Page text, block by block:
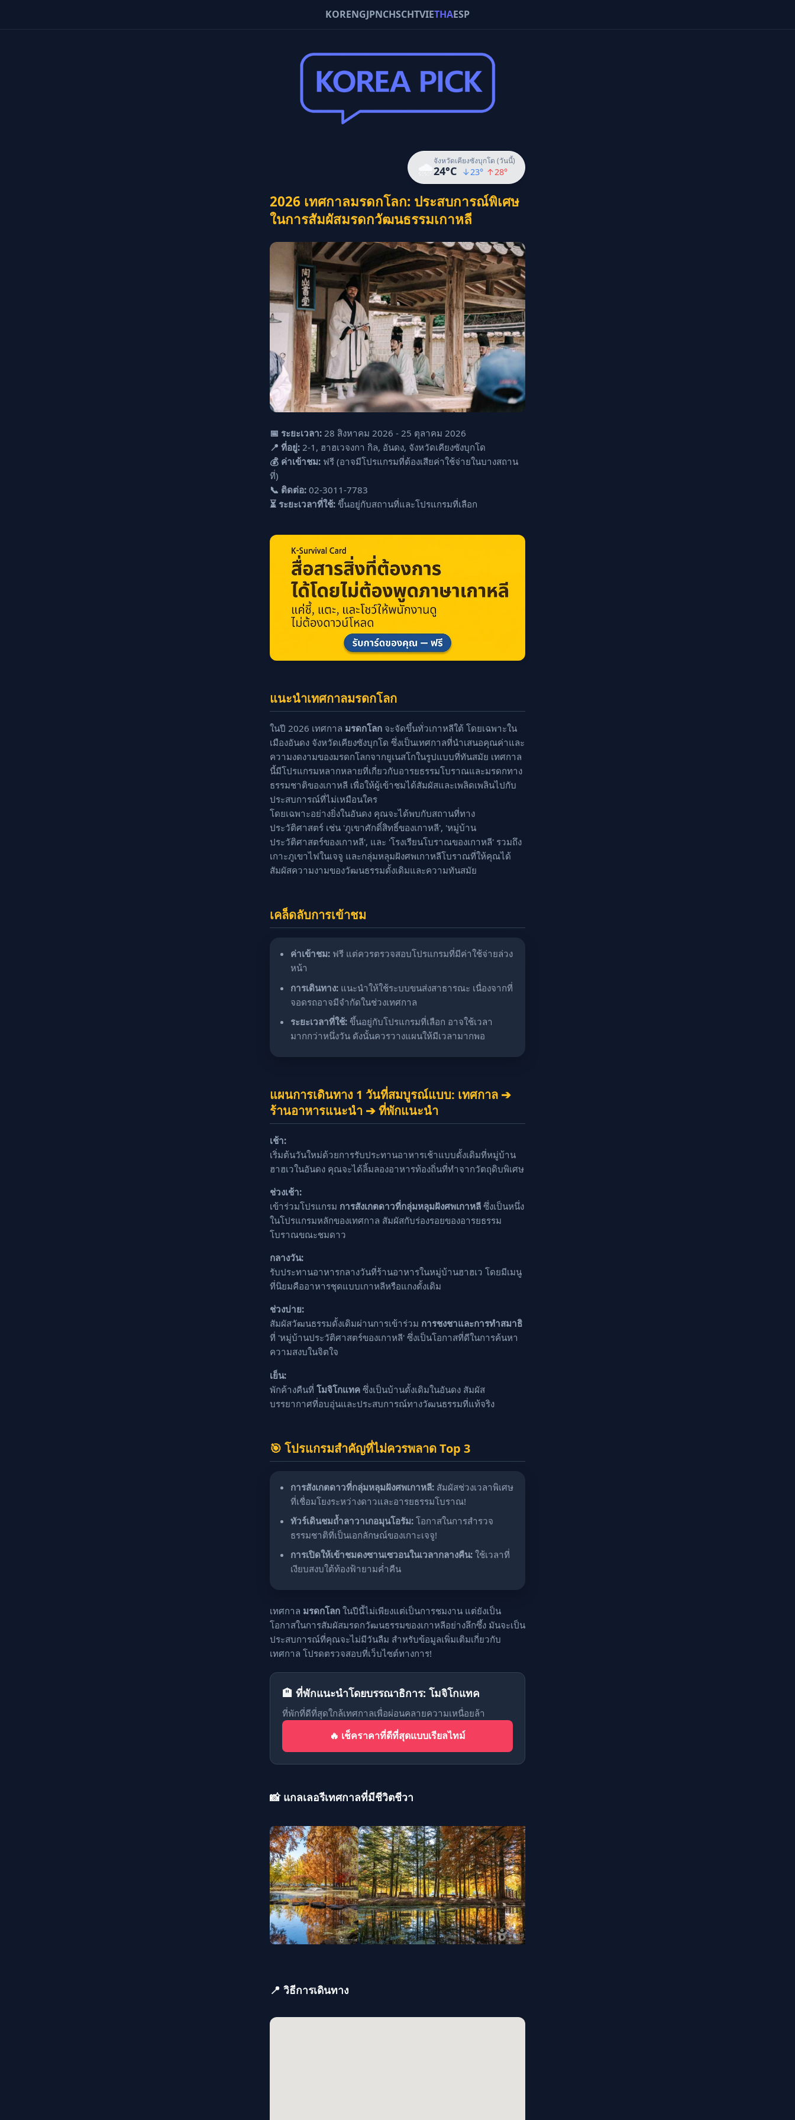
KORENGJPNCHSCHTVIETHAESP
จังหวัดเคียงซังบุกโด (วันนี้)
24°C ↓23° ↑28°
2026 เทศกาลมรดกโลก: ประสบการณ์พิเศษ
ในการสัมผัสมรดกวัฒนธรรมเกาหลี
📅 ระยะเวลา: 28 สิงหาคม 2026 - 25 ตุลาคม 2026
📍 ที่อยู่: 2-1, ฮาฮเวจงกา กิล, อันดง, จังหวัดเคียงซังบุกโด
💰 ค่าเข้าชม: ฟรี (อาจมีโปรแกรมที่ต้องเสียค่าใช้จ่ายในบางสถาน
ที่)
📞 ติดต่อ: 02-3011-7783
⏳ ระยะเวลาที่ใช้: ขึ้นอยู่กับสถานที่และโปรแกรมที่เลือก
แนะนำเทศกาลมรดกโลก
ในปี 2026 เทศกาล มรดกโลก จะจัดขึ้นทั่วเกาหลีใต้ โดยเฉพาะใน
เมืองอันดง จังหวัดเคียงซังบุกโด ซึ่งเป็นเทศกาลที่นำเสนอคุณค่าและ
ความงดงามของมรดกโลกจากยูเนสโกในรูปแบบที่ทันสมัย เทศกาล
นี้มีโปรแกรมหลากหลายที่เกี่ยวกับอารยธรรมโบราณและมรดกทาง
ธรรมชาติของเกาหลี เพื่อให้ผู้เข้าชมได้สัมผัสและเพลิดเพลินไปกับ
ประสบการณ์ที่ไม่เหมือนใคร
โดยเฉพาะอย่างยิ่งในอันดง คุณจะได้พบกับสถานที่ทาง
ประวัติศาสตร์ เช่น 'ภูเขาศักดิ์สิทธิ์ของเกาหลี', 'หมู่บ้าน
ประวัติศาสตร์ของเกาหลี', และ 'โรงเรียนโบราณของเกาหลี' รวมถึง
เกาะภูเขาไฟในเจจู และกลุ่มหลุมฝังศพเกาหลีโบราณที่ให้คุณได้
สัมผัสความงามของวัฒนธรรมดั้งเดิมและความทันสมัย
เคล็ดลับการเข้าชม
ค่าเข้าชม: ฟรี แต่ควรตรวจสอบโปรแกรมที่มีค่าใช้จ่ายล่วง
หน้า
การเดินทาง: แนะนำให้ใช้ระบบขนส่งสาธารณะ เนื่องจากที่
จอดรถอาจมีจำกัดในช่วงเทศกาล
ระยะเวลาที่ใช้: ขึ้นอยู่กับโปรแกรมที่เลือก อาจใช้เวลา
มากกว่าหนึ่งวัน ดังนั้นควรวางแผนให้มีเวลามากพอ
แผนการเดินทาง 1 วันที่สมบูรณ์แบบ: เทศกาล ➔
ร้านอาหารแนะนำ ➔ ที่พักแนะนำ
เช้า:
เริ่มต้นวันใหม่ด้วยการรับประทานอาหารเช้าแบบดั้งเดิมที่หมู่บ้าน
ฮาฮเวในอันดง คุณจะได้ลิ้มลองอาหารท้องถิ่นที่ทำจากวัตถุดิบพิเศษ
ช่วงเช้า:
เข้าร่วมโปรแกรม การสังเกตดาวที่กลุ่มหลุมฝังศพเกาหลี ซึ่งเป็นหนึ่ง
ในโปรแกรมหลักของเทศกาล สัมผัสกับร่องรอยของอารยธรรม
โบราณขณะชมดาว
กลางวัน:
รับประทานอาหารกลางวันที่ร้านอาหารในหมู่บ้านฮาฮเว โดยมีเมนู
ที่นิยมคืออาหารชุดแบบเกาหลีหรือแกงดั้งเดิม
ช่วงบ่าย:
สัมผัสวัฒนธรรมดั้งเดิมผ่านการเข้าร่วม การชงชาและการทำสมาธิ
ที่ 'หมู่บ้านประวัติศาสตร์ของเกาหลี' ซึ่งเป็นโอกาสที่ดีในการค้นหา
ความสงบในจิตใจ
เย็น:
พักค้างคืนที่ โมจิโกแทค ซึ่งเป็นบ้านดั้งเดิมในอันดง สัมผัส
บรรยากาศที่อบอุ่นและประสบการณ์ทางวัฒนธรรมที่แท้จริง
🎯 โปรแกรมสำคัญที่ไม่ควรพลาด Top 3
การสังเกตดาวที่กลุ่มหลุมฝังศพเกาหลี: สัมผัสช่วงเวลาพิเศษ
ที่เชื่อมโยงระหว่างดาวและอารยธรรมโบราณ!
ทัวร์เดินชมถ้ำลาวาเกอมุนโอรัม: โอกาสในการสำรวจ
ธรรมชาติที่เป็นเอกลักษณ์ของเกาะเจจู!
การเปิดให้เข้าชมดงซานเซวอนในเวลากลางคืน: ใช้เวลาที่
เงียบสงบใต้ท้องฟ้ายามค่ำคืน
เทศกาล มรดกโลก ในปีนี้ไม่เพียงแต่เป็นการชมงาน แต่ยังเป็น
โอกาสในการสัมผัสมรดกวัฒนธรรมของเกาหลีอย่างลึกซึ้ง มันจะเป็น
ประสบการณ์ที่คุณจะไม่มีวันลืม สำหรับข้อมูลเพิ่มเติมเกี่ยวกับ
เทศกาล โปรดตรวจสอบที่เว็บไซต์ทางการ!
🏨 ที่พักแนะนำโดยบรรณาธิการ: โมจิโกแทค
ที่พักที่ดีที่สุดใกล้เทศกาลเพื่อผ่อนคลายความเหนื่อยล้า
🔥 เช็คราคาที่ดีที่สุดแบบเรียลไทม์
📸 แกลเลอรีเทศกาลที่มีชีวิตชีวา
📍 วิธีการเดินทาง